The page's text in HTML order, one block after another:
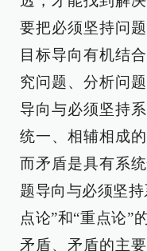
要把必须坚持问
目标导向有机结
究问题、分析问
导向与必须坚持
统一、相辅相成
而矛盾是具有系
题导向与必须坚
点论”和“重点论”
矛盾、矛盾的主